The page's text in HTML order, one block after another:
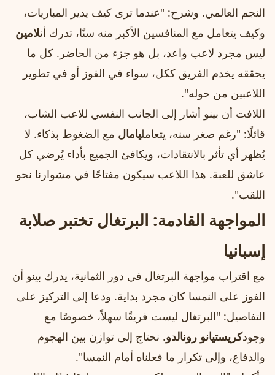
النجم العالمي. وشرح: "عندما ترى كيف يدير المباريات،
وكيف يتعامل مع المنافسين الأكبر منه سنًا، تدرك أنلامين
ليس مجرد لاعب واعد، بل هو جزء من الحاضر. كل ما
يحققه يخدم الفريق ككل، سواء في الفوز أو في تطوير
اللاعبين من حوله".
اللافت أن بينو أشار إلى الجانب النفسي للاعب الشاب،
قائلًا: "رغم صغر سنه، يتعامليامال مع الضغوط بذكاء. لا
يُظهر أي تأثر بالانتقادات، ويكافئ الجميع بأداء يُرضي كل
عاشق للعبة. هذا اللاعب سيكون مفتاحًا في مشوارنا نحو
اللقب".
المواجهة القادمة: البرتغال تختبر صلابة
إسبانيا
مع اقتراب مواجهة البرتغال في دور الثمانية، يدرك بينو أن
الفوز على النمسا كان مجرد بداية. ودعا إلى التركيز على
التفاصيل: "البرتغال ليست فريقًا سهلاً، خصوصًا مع
وجودكريستيانو رونالدو. نحتاج إلى توازن بين الهجوم
والدفاع، وإلى تكرار ما فعلناه أمام النمسا".